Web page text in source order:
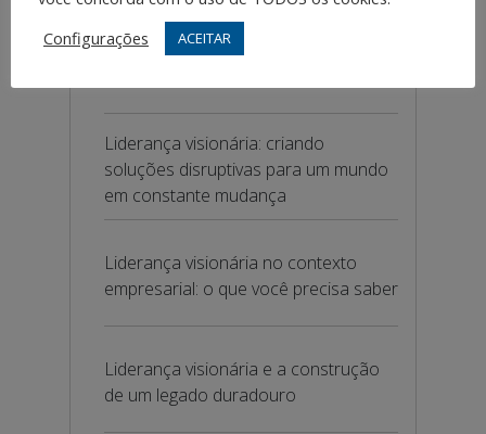
Liderança visionária: como atrair e
Liderança visionária: criando
soluções disruptivas para um mundo
em constante mudança
Liderança visionária no contexto
empresarial: o que você precisa saber
Liderança visionária e a construção
de um legado duradouro
Configurações
ACEITAR